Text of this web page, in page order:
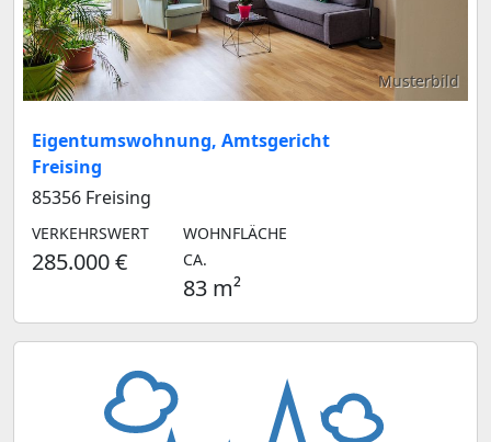
Musterbild
Eigentumswohnung, Amtsgericht
Freising
85356 Freising
VERKEHRSWERT
285.000 €
WOHNFLÄCHE
CA.
83 m²